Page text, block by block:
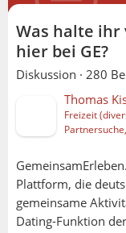
Was halte ihr
hier bei GE?
Diskussion · 280
Thomas
Freizeit
Plattform, die
gemeinsame
Dating-Funktion